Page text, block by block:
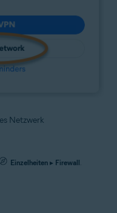
Netzwerk
Einzelheiten ▸ Firewall.